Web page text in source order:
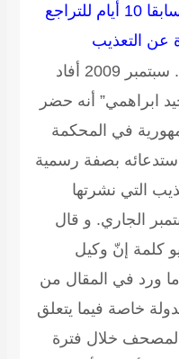
القضاء يمهل سجينا سياسيا سابقا 10 أيام للتراجع
عن التعذيب
أفاد
ابراهمي” أنه حضر
في المحكمة
استدعائه بصفة رسمية
التي نشرتها
“الموقف” بتاريخ 11 سبتمبر الجاري. و قال
كلمة إنّ وكيل
ورد في المقال من
خاصة فيما يتعلق
المصحف خلال فترة